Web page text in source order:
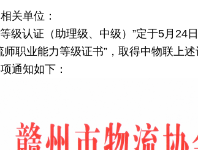
关单位：
级认证（助理级、中级）”定于5月24
师职业能力等级证书”，取得中物联上
通知如下：